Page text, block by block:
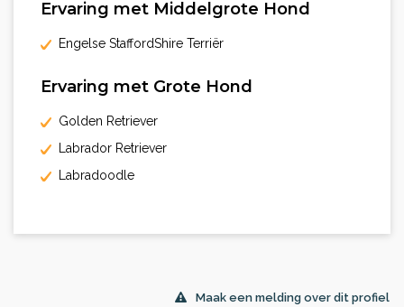
Ervaring met Middelgrote Hond
Engelse StaffordShire Terriër
Ervaring met Grote Hond
Golden Retriever
Labrador Retriever
Labradoodle
Maak een melding over dit profiel